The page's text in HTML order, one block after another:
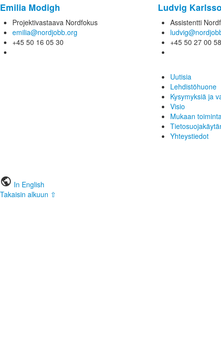
Emilia Modigh
Projektivastaava Nordfokus
emilia@nordjobb.org
+45 50 16 05 30
Ludvig
Assistentti
+45 50 27 00 58
Uutisia
Lehdistöhuone
Kysymyksiä ja
Visio
Mukaan
Yhteystiedot
public In English
Takaisin alkuun ⇧